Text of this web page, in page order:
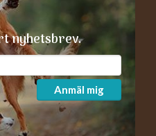
nyhetsbrev.
Anmäl mig